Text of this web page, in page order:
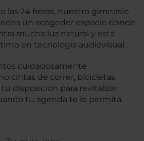
las 24 horas, nuestro gimnasio
un acogedor espacio donde
mucha luz natural y está
en tecnología audiovisual.
cuidadosamente
cintas de correr, bicicletas
tu disposición para revitalizar
tu agenda te lo permita.